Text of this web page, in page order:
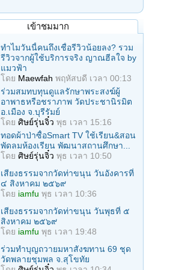
เข้าชมมาก
ทำไมวันนี้คนถึงเชื่อรีวิวน้อยลง? รวม
รีวิวจากผู้ใช้บริการจริง ญาณฮีลใจ by
แมวฟ้า
โดย Maewfah พฤหัสบดี เวลา 00:13
ร่วมสมทบทุนดูแลรักษาพระสงฆ์ผู้
อาพาธหรือชราภาพ วัดประชานิรมิต
อ.เมือง จ.บุรีรัมย์
โดย ศิษย์รุ่นจิ๋ว พุธ เวลา 15:16
ทอดผ้าป่าซื้อSmart TV ใช้เรียน&สอน
พัดลมห้องเรียน พัฒนาสถานศึกษา...
โดย ศิษย์รุ่นจิ๋ว พุธ เวลา 10:50
เสียงธรรมจากวัดท่าขนุน วันอังคารที่
๔ สิงหาคม ๒๕๖๙
โดย iamfu พุธ เวลา 10:36
เสียงธรรมจากวัดท่าขนุน วันพุธที่ ๕
สิงหาคม ๒๕๖๙
โดย iamfu พุธ เวลา 19:48
ร่วมทําบุญถวายมหาสังฆทาน 69 ชุด
วัดพลายชุมพล จ.สุโขทัย